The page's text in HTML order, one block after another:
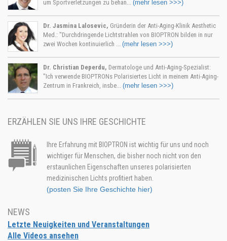
um Sportverletzungen zu behan... (mehr lesen >>>)
Dr. Jasmina Lalosevic, Gründerin der Anti-Aging-Klinik Aesthetic
Med.: "Durchdringende Lichtstrahlen von BIOPTRON bilden in nur
zwei Wochen kontinuierlich ... (mehr lesen >>>)
Dr. Christian Deperdu, Dermatologe und Anti-Aging-Spezialist:
"Ich verwende BIOPTRONs Polarisiertes Licht in meinem Anti-Aging-
Zentrum in Frankreich, insbe... (mehr lesen >>>)
ERZÄHLEN SIE UNS IHRE GESCHICHTE
Ihre Erfahrung mit BIOPTRON ist wichtig für uns und noch
wichtiger für Menschen, die bisher noch nicht von den
erstaunlichen Eigenschaften unseres polarisierten
medizinischen Lichts profitiert haben.
(posten Sie Ihre Geschichte hier)
NEWS
Letzte Neuigkeiten und Veranstaltungen
Alle Videos ansehen